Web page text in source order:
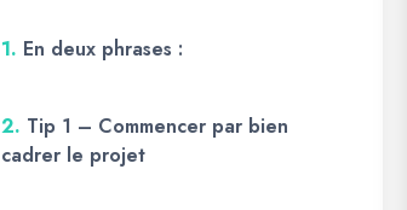
1. En deux phrases :
2. Tip 1 – Commencer par bien
cadrer le projet